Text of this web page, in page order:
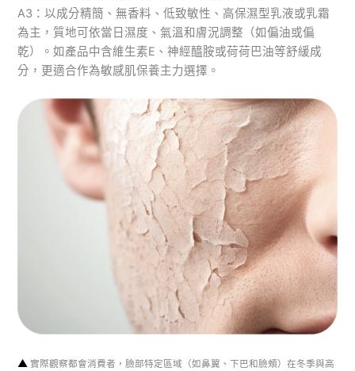
A3：以成分精簡、無香料、低致敏性、高保濕型乳液或乳霜
為主，質地可依當日濕度、氣溫和膚況調整（如偏油或偏
乾）。如產品中含維生素E、神經醯胺或荷荷巴油等舒緩成
分，更適合作為敏感肌保養主力選擇。
▲ 實際觀察都會消費者，臉部特定區域（如鼻翼、下巴和臉頰）在冬季與高